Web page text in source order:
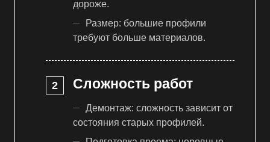
дороже.
Размер: большие профили
требуют больше материалов.
Сложность работ
Демонтаж: сложность зависит от
состояния старых профилей.